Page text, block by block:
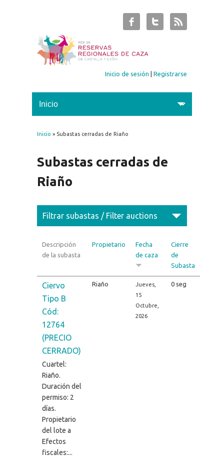
Inicio de sesión |Registrarse
Se encuentra usted aquí
Inicio » Subastas cerradas de Riaño
Subastas cerradas de
Riaño
Filtrar subastas / Filter auctions
Descripción
de la subasta
Propietario
Fecha
de caza
Cierre
de
Subasta
Ciervo
Tipo B
Cód:
12764
(PRECIO
CERRADO)
Cuartel:
Riaño.
Duración del
permiso: 2
días.
Propietario
del lote a
Efectos
fiscales:...
Riaño
Jueves,
15
Octubre,
2026
0 seg